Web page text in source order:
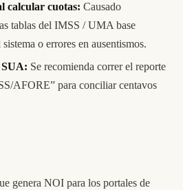
calcular cuotas: Causado
tablas del IMSS / UMA base
o errores en ausentismos.
Se recomienda correr el reporte
AFORE” para conciliar centavos
genera NOI para los portales de